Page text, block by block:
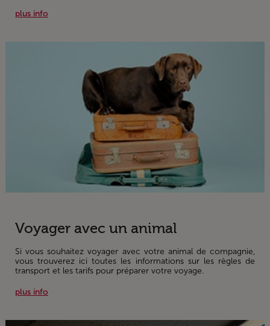
plus info
Voyager avec un animal
Si vous souhaitez voyager avec votre animal de compagnie,
vous trouverez ici toutes les informations sur les règles de
transport et les tarifs pour préparer votre voyage.
plus info